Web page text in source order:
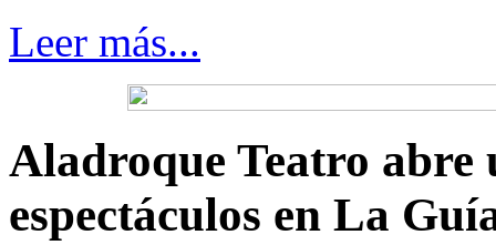
Leer más...
Aladroque Teatro abre
espectáculos en La